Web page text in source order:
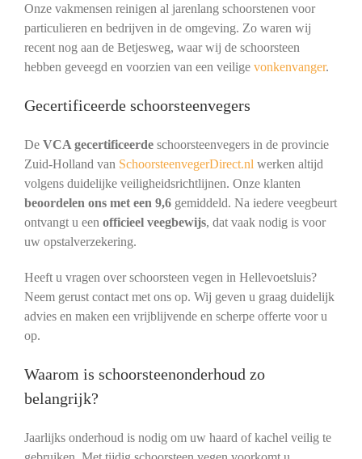
Onze vakmensen reinigen al jarenlang schoorstenen voor
particulieren en bedrijven in de omgeving. Zo waren wij
recent nog aan de Betjesweg, waar wij de schoorsteen
hebben geveegd en voorzien van een veilige vonkenvanger.
Gecertificeerde schoorsteenvegers
De VCA gecertificeerdeschoorsteenvegers in de provincie
Zuid-Holland van SchoorsteenvegerDirect.nl werken altijd
volgens duidelijke veiligheidsrichtlijnen. Onze klanten
beoordelen ons met een 9,6gemiddeld. Na iedere veegbeurt
ontvangt u een officieel veegbewijs, dat vaak nodig is voor
uw opstalverzekering.
Heeft u vragen over schoorsteen vegen in Hellevoetsluis?
Neem gerust contact met ons op. Wij geven u graag duidelijk
advies en maken een vrijblijvende en scherpe offerte voor u
op.
Waarom is schoorsteenonderhoud zo
belangrijk?
Jaarlijks onderhoud is nodig om uw haard of kachel veilig te